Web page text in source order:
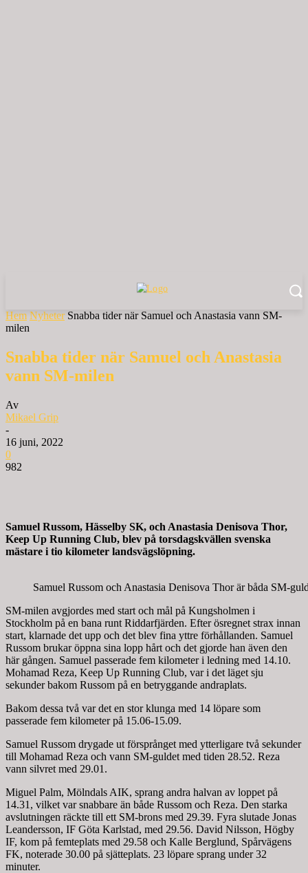
Hem Nyheter Snabba tider när Samuel och Anastasia vann SM-
milen
Snabba tider när Samuel och Anastasia
vann SM-milen
Av
Mikael Grip
-
16 juni, 2022
0
982
Samuel Russom, Hässelby SK, och Anastasia Denisova Thor,
Keep Up Running Club, blev på torsdagskvällen svenska
mästare i tio kilometer landsvägslöpning.
Samuel Russom och Anastasia Denisova Thor är båda SM-
SM-milen avgjordes med start och mål på Kungsholmen i
Stockholm på en bana runt Riddarfjärden. Efter ösregnet strax innan
start, klarnade det upp och det blev fina yttre förhållanden. Samuel
Russom brukar öppna sina lopp hårt och det gjorde han även den
här gången. Samuel passerade fem kilometer i ledning med 14.10.
Mohamad Reza, Keep Up Running Club, var i det läget sju
sekunder bakom Russom på en betryggande andraplats.
Bakom dessa två var det en stor klunga med 14 löpare som
passerade fem kilometer på 15.06-15.09.
Samuel Russom drygade ut försprånget med ytterligare två sekunder
till Mohamad Reza och vann SM-guldet med tiden 28.52. Reza
vann silvret med 29.01.
Miguel Palm, Mölndals AIK, sprang andra halvan av loppet på
14.31, vilket var snabbare än både Russom och Reza. Den starka
avslutningen räckte till ett SM-brons med 29.39. Fyra slutade Jonas
Leandersson, IF Göta Karlstad, med 29.56. David Nilsson, Högby
IF, kom på femteplats med 29.58 och Kalle Berglund, Spårvägens
FK, noterade 30.00 på sjätteplats. 23 löpare sprang under 32
minuter.